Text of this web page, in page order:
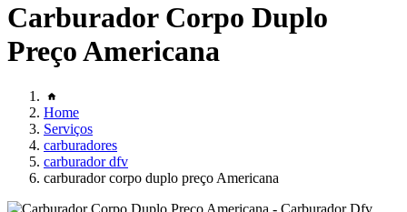
Carburador Corpo Duplo
Preço Americana
Home
Serviços
carburadores
carburador dfv
carburador corpo duplo preço Americana